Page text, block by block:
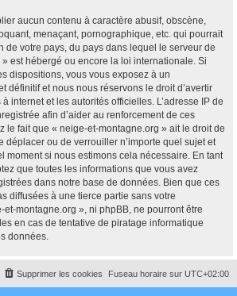
aucun contenu à caractère abusif, obscène,
menaçant, pornographique, etc. qui pourrait
de votre pays, du pays dans lequel le serveur de
est hébergé ou encore la loi internationale. Si
dispositions, vous vous exposez à un
définitif et nous nous réservons le droit d’avertir
internet et les autorités officielles. L’adresse IP de
afin d’aider au renforcement de ces
le fait que « neige-et-montagne.org » ait le droit de
déplacer ou de verrouiller n’importe quel sujet et
moment si nous estimons cela nécessaire. En tant
que toutes les informations que vous avez
dans notre base de données. Bien que ces
diffusées à une tierce partie sans votre
montagne.org », ni phpBB, ne pourront être
en cas de tentative de piratage informatique
données.
Fuseau horaire sur UTC+02:00
Supprimer les cookies